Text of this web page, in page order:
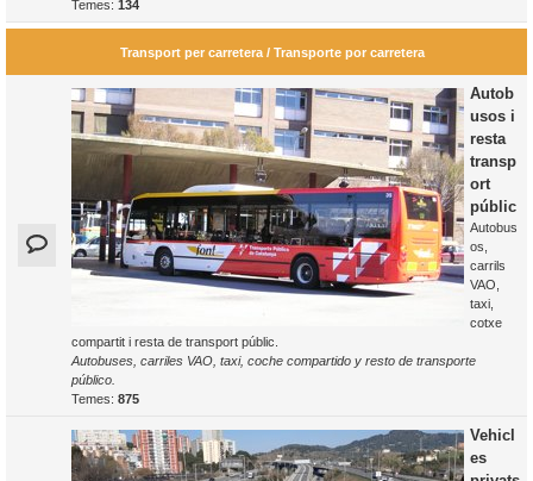
Temes: 134
Transport per carretera / Transporte por carretera
Autob
usos i
resta
transp
ort
públic
Autobus
os,
carrils
VAO,
taxi,
cotxe
compartit i resta de transport públic.
Autobuses, carriles VAO, taxi, coche compartido y resto de transporte
público.
Temes: 875
Vehicl
es